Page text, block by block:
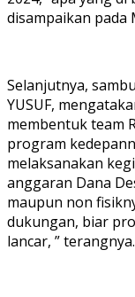
disampaikan pada
Selanjutnya,
YUSUF,
membentuk team
program
melaksanakan
anggaran Dana
maupun non
dukungan, biar
lancar, ” terangnya.